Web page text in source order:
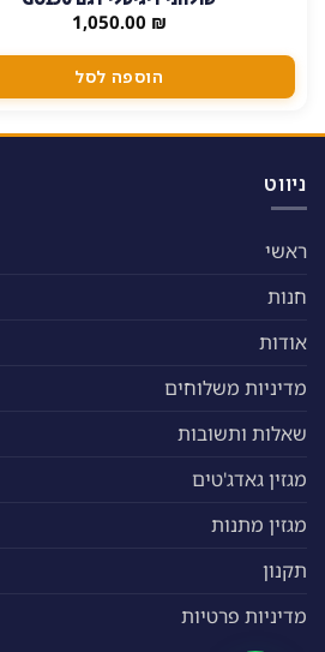
1,050.00 ₪
הוספה לסל
ניווט
ראשי
חנות
אודות
מדיניות משלוחים
שאלות ותשובות
מגזין גאדג'טים
מגזין מתנות
תקנון
מדיניות פרטיות